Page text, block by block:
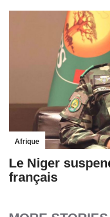
Afrique
Le Niger
français